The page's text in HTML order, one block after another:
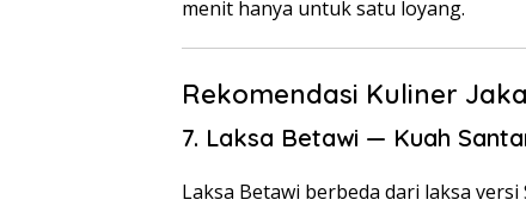
menit hanya untuk satu loyang.
Rekomendasi Kuliner
7. Laksa Betawi — Kuah
Laksa Betawi berbeda dari laksa